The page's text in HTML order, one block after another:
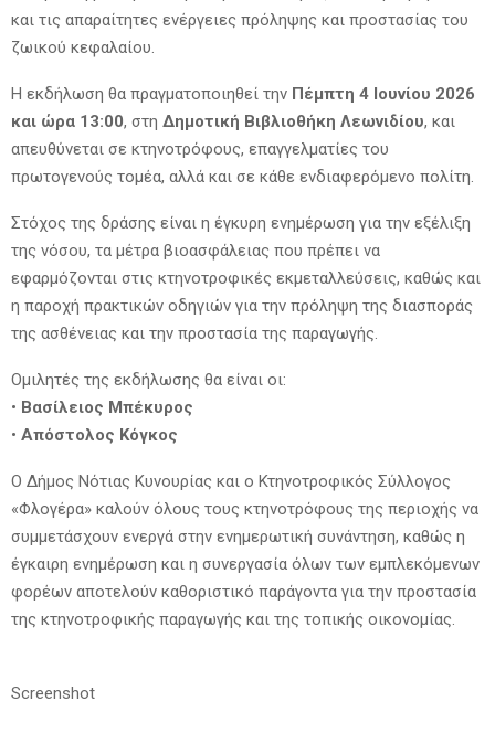
και τις απαραίτητες ενέργειες πρόληψης και προστασίας του
ζωικού κεφαλαίου.
Η εκδήλωση θα πραγματοποιηθεί την Πέμπτη 4 Ιουνίου 2026
και ώρα 13:00, στη Δημοτική Βιβλιοθήκη Λεωνιδίου, και
απευθύνεται σε κτηνοτρόφους, επαγγελματίες του
πρωτογενούς τομέα, αλλά και σε κάθε ενδιαφερόμενο πολίτη.
Στόχος της δράσης είναι η έγκυρη ενημέρωση για την εξέλιξη
της νόσου, τα μέτρα βιοασφάλειας που πρέπει να
εφαρμόζονται στις κτηνοτροφικές εκμεταλλεύσεις, καθώς και
η παροχή πρακτικών οδηγιών για την πρόληψη της διασποράς
της ασθένειας και την προστασία της παραγωγής.
Ομιλητές της εκδήλωσης θα είναι οι:
• Βασίλειος Μπέκυρος
• Απόστολος Κόγκος
Ο Δήμος Νότιας Κυνουρίας και ο Κτηνοτροφικός Σύλλογος
«Φλογέρα» καλούν όλους τους κτηνοτρόφους της περιοχής να
συμμετάσχουν ενεργά στην ενημερωτική συνάντηση, καθώς η
έγκαιρη ενημέρωση και η συνεργασία όλων των εμπλεκόμενων
φορέων αποτελούν καθοριστικό παράγοντα για την προστασία
της κτηνοτροφικής παραγωγής και της τοπικής οικονομίας.
Screenshot